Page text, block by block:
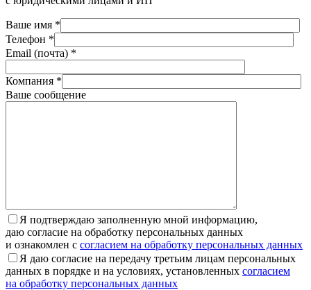
Ваше имя *
Телефон *
Email (почта) *
Компания *
Ваше сообщение
Я подтверждаю заполненную мной информацию,
даю согласие на обработку персональных данных
и ознакомлен с согласием на обработку персональных данных
Я даю согласие на передачу третьим лицам персональных
данных в порядке и на условиях, установленных согласием
на обработку персональных данных